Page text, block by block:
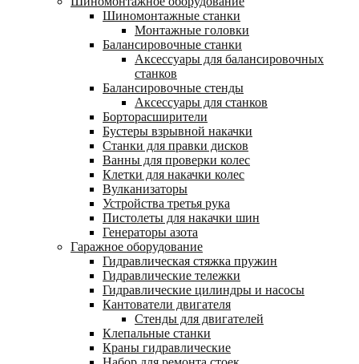
Шиномонтажные станки
Монтажные головки
Балансировочные станки
Аксессуары для балансировочных
станков
Балансировочные стенды
Аксессуары для станков
Борторасширители
Бустеры взрывной накачки
Станки для правки дисков
Ванны для проверки колес
Клетки для накачки колес
Вулканизаторы
Устройства третья рука
Пистолеты для накачки шин
Генераторы азота
Гаражное оборудование
Гидравлическая стяжка пружин
Гидравлические тележки
Гидравлические цилиндры и насосы
Кантователи двигателя
Стенды для двигателей
Клепальные станки
Краны гидравлические